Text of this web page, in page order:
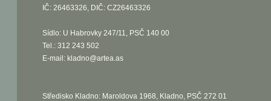
IČ: 26463326, DIČ: CZ26463326
Sídlo: U Habrovky 247/11, PSČ 140 00
Tel.: 312 243 502
E-mail: kladno@artea.as
Středisko Kladno: Maroldova 1968, Kladno, PSČ 272 01